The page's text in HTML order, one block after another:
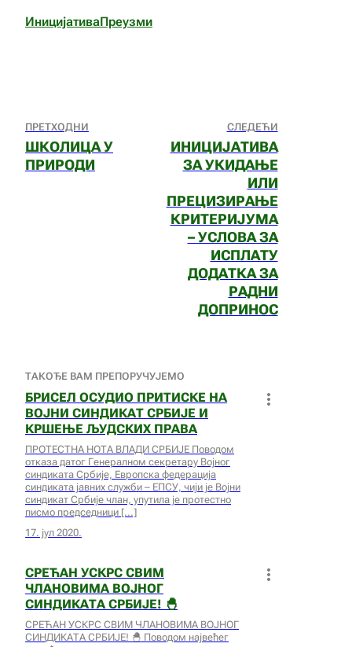
ИницијативаПреузми
ПРЕТХОДНИ
ШКОЛИЦА У
ПРИРОДИ
СЛЕДЕЋИ
ИНИЦИЈАТИВА
ЗА УКИДАЊЕ
ИЛИ
ПРЕЦИЗИРАЊЕ
КРИТЕРИЈУМА
– УСЛОВА ЗА
ИСПЛАТУ
ДОДАТКА ЗА
РАДНИ
ДОПРИНОС
ТАКОЂЕ ВАМ ПРЕПОРУЧУЈЕМО
БРИСЕЛ ОСУДИО ПРИТИСКЕ НА
ВОЈНИ СИНДИКАТ СРБИЈЕ И
КРШЕЊЕ ЉУДСКИХ ПРАВА
ПРОТЕСТНА НОТА ВЛАДИ СРБИЈЕ Поводом
отказа датог Генералном секретару Војног
синдиката Србије, Европска федерација
синдиката јавних служби – ЕПСУ, чији је Војни
синдикат Србије члан, упутила је протестно
писмо председници
17. јул 2020.
СРЕЋАН УСКРС СВИМ
ЧЛАНОВИМА ВОЈНОГ
СИНДИКАТА СРБИЈЕ! 🐣
СРЕЋАН УСКРС СВИМ ЧЛАНОВИМА ВОЈНОГ
СИНДИКАТА СРБИЈЕ! 🐣 ​Поводом највећег